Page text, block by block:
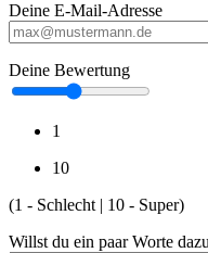
Deine E-Mail-Adresse
Deine Bewertung
1
10
(1 - Schlecht | 10 - Super)
Willst du ein paar Worte